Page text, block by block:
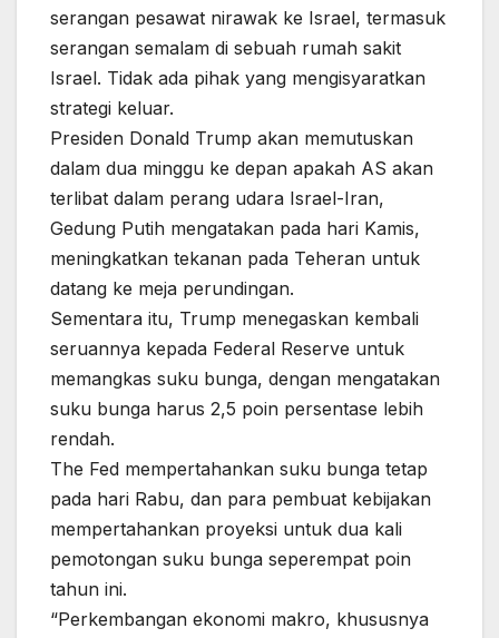
serangan pesawat nirawak ke Israel, termasuk
serangan semalam di sebuah rumah sakit
Israel. Tidak ada pihak yang mengisyaratkan
strategi keluar.
Presiden Donald Trump akan memutuskan
dalam dua minggu ke depan apakah AS akan
terlibat dalam perang udara Israel-Iran,
Gedung Putih mengatakan pada hari Kamis,
meningkatkan tekanan pada Teheran untuk
datang ke meja perundingan.
Sementara itu, Trump menegaskan kembali
seruannya kepada Federal Reserve untuk
memangkas suku bunga, dengan mengatakan
suku bunga harus 2,5 poin persentase lebih
rendah.
The Fed mempertahankan suku bunga tetap
pada hari Rabu, dan para pembuat kebijakan
mempertahankan proyeksi untuk dua kali
pemotongan suku bunga seperempat poin
tahun ini.
“Perkembangan ekonomi makro, khususnya